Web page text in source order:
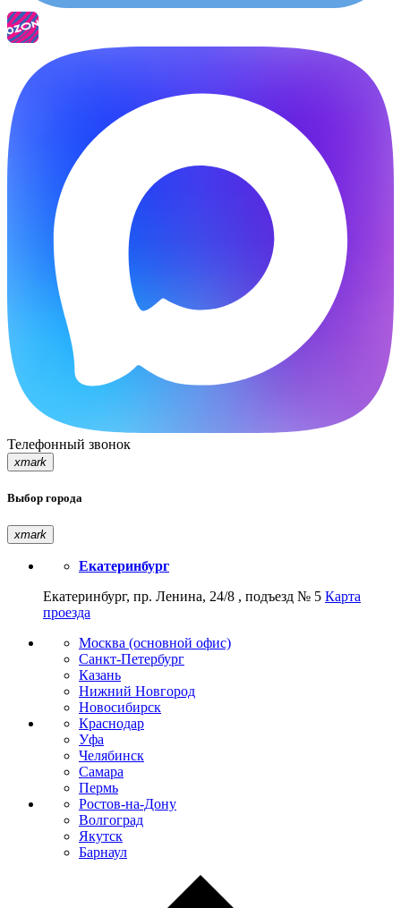
Телефонный звонок
xmark
Выбор города
xmark
Екатеринбург
Екатеринбург, пр. Ленина, 24/8 , подъезд № 5 Карта
проезда
Москва (основной офис)
Санкт-Петербург
Казань
Нижний Новгород
Новосибирск
Краснодар
Уфа
Челябинск
Самара
Пермь
Ростов-на-Дону
Волгоград
Якутск
Барнаул